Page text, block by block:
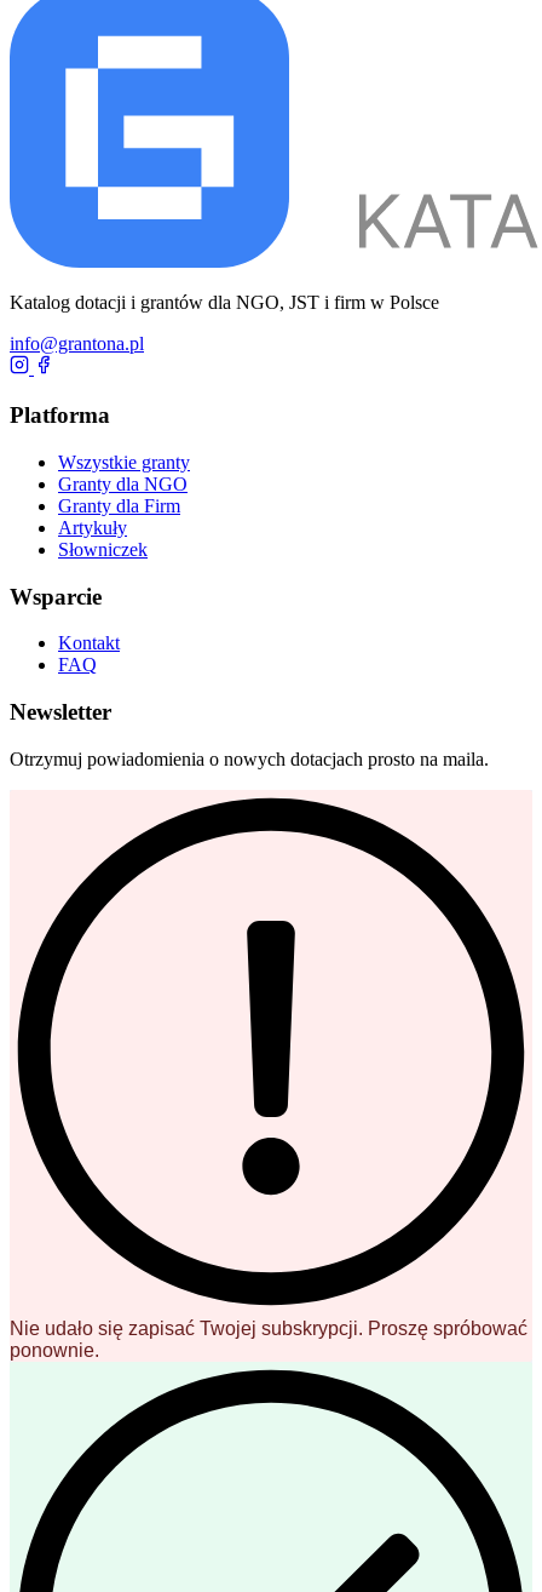
Katalog dotacji i grantów dla NGO, JST i firm w Polsce
info@grantona.pl
Platforma
Wszystkie granty
Granty dla NGO
Granty dla Firm
Artykuły
Słowniczek
Wsparcie
Kontakt
FAQ
Newsletter
Otrzymuj powiadomienia o nowych dotacjach prosto na maila.
Nie udało się zapisać Twojej subskrypcji. Proszę spróbować
ponownie.